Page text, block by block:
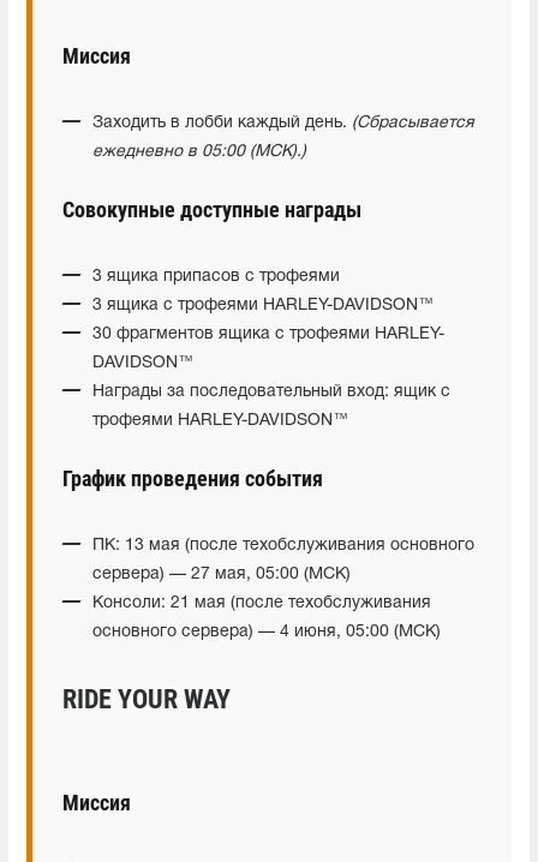
Миссия
Заходить в лобби каждый день. (Сбрасывается
ежедневно в 05:00 (МСК).)
Совокупные доступные награды
3 ящика припасов с трофеями
3 ящика с трофеями HARLEY-DAVIDSON™
30 фрагментов ящика с трофеями HARLEY-
DAVIDSON™
Награды за последовательный вход: ящик с
трофеями HARLEY-DAVIDSON™
График проведения события
ПК: 13 мая (после техобслуживания основного
сервера) — 27 мая, 05:00 (МСК)
Консоли: 21 мая (после техобслуживания
основного сервера) — 4 июня, 05:00 (МСК)
RIDE YOUR WAY
Миссия